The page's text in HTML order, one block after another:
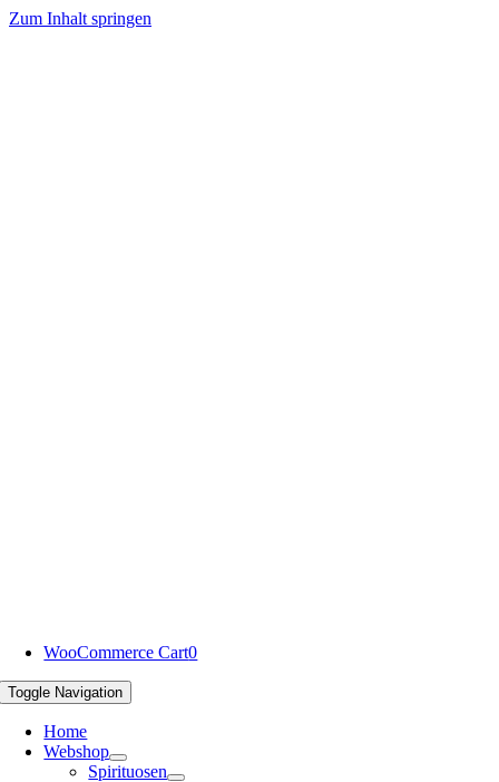
Zum Inhalt springen
WooCommerce Cart0
Toggle Navigation
Home
Webshop
Spirituosen